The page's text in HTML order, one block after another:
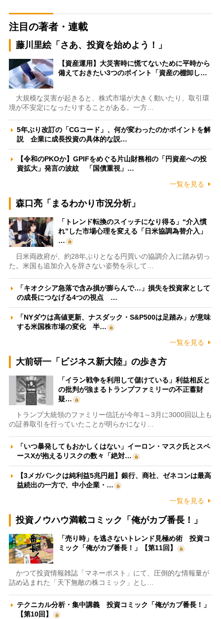
注目の著者・連載
藤川里絵「さあ、投資を始めよう！」
【資産運用】大災害時に慌てないために平時から
備えておきたい3つのポイント「資産の棚卸し…
大規模な災害が起きると、株式市場が大きく動いたり、取引環
境が不安定になったりすることがある。一方…
5年ぶり改訂の「CGコード」、何が変わったのかポイントを解
説 企業に成長投資の具体的な説…
【令和のPKOか】GPIFをめぐる片山財務相の「円資産への投
資拡大」発言の波紋 「国債重視」…
一覧を見る
森口亮「まるわかり市況分析」
「トレンド転換のスイッチになり得る」“介入慣
れ”した市場心理を変える「日米協調為替介入」
…
日米両政府が、約28年ぶりとなる円買いの協調介入に踏み切っ
た。米国も追加介入を辞さない姿勢を示して…
「キオクシア急落で含み損が膨らんで…」損失を投資家として
の成長につなげる4つの視点 …
「NYダウは高値更新、ナスダック・S&P500は足踏み」が意味
する米国株市場の変化 半…
一覧を見る
大前研一「ビジネス新大陸」の歩き方
「イラン戦争を利用して儲けている」利益相反と
の批判が強まるトランプファミリーの不正蓄財
疑…
トランプ大統領のファミリー信託が今年1～3月に3000回以上も
の証券取引を行っていたことが明らかになり…
「いつ暴発してもおかしくはない」イーロン・マスク氏とスペ
ースXが抱えるリスクの数々「絶対…
【3メガバンクは純利益5兆円超】銀行、商社、ゼネコンは最高
益続出の一方で、中小企業・…
一覧を見る
投資ノウハウ満載コミック「俺がカブ番長！」
「売り時」を逃さないトレンド見極め術 投資コ
ミック「俺がカブ番長！」【第11回】
かつて投資情報雑誌「マネーポスト」にて、圧倒的な情報量が
詰め込まれた「天下無敵の株コミック」とし…
テクニカル分析・集中講義 投資コミック「俺がカブ番長！」
【第10回】